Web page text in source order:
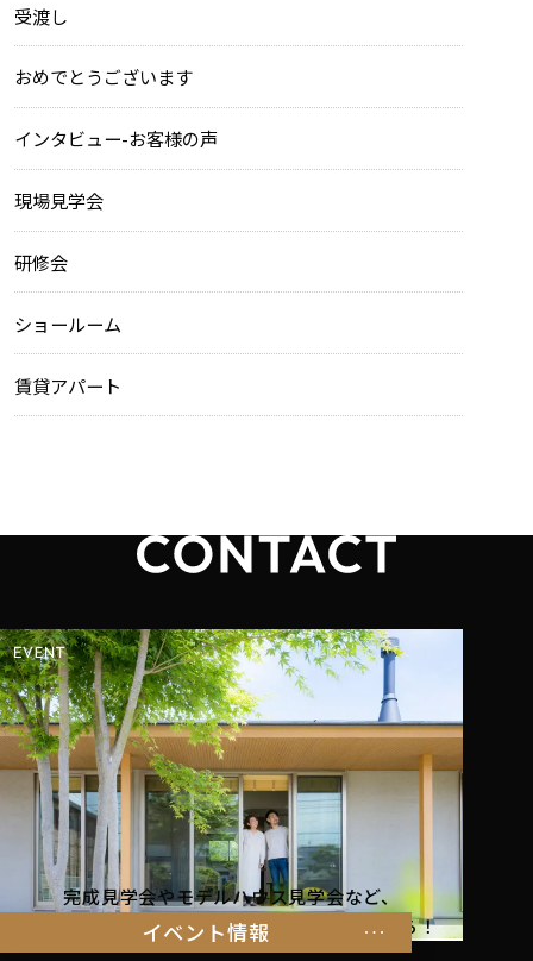
受渡し
おめでとうございます
インタビュー-お客様の声
現場見学会
研修会
ショールーム
賃貸アパート
イベント情報
完成見学会やモデルハウス見学会など、
暮らしを体感できるイベント情報はこちらから！